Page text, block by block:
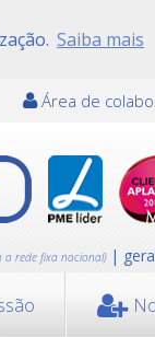
Saiba mais
Área de
a rede fixa nacional) |